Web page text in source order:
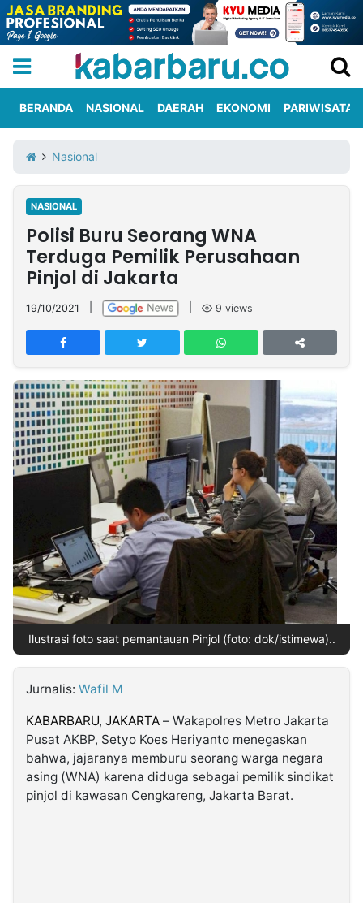
Iklan
Berita
Kami
Nasional
International
Olahraga
Entertainment
Daerah
Pariwisata
Kuliner
Kolom
Network
PT
TREETAN
INDONESIA
Partner
Insight
Suara
Lens
Daily
Jalan
Idealita
Kita
Dinamikapost.com
Radar
Seedbacklink
Kabarbaru
Kabarbaru.co
2026
BERANDA NASIONAL DAERAH EKONOMI PARIWISATA
Nasional
NASIONAL
Polisi Buru Seorang WNA
Terduga Pemilik Perusahaan
Pinjol di Jakarta
19/10/2021 9 views
Ilustrasi foto saat pemantauan Pinjol (foto: dok/istimewa)..
Jurnalis: Wafil M
KABARBARU, JAKARTA – Wakapolres Metro Jakarta
Pusat AKBP, Setyo Koes Heriyanto menegaskan
bahwa, jajaranya memburu seorang warga negara
asing (WNA) karena diduga sebagai pemilik sindikat
pinjol di kawasan Cengkareng, Jakarta Barat.